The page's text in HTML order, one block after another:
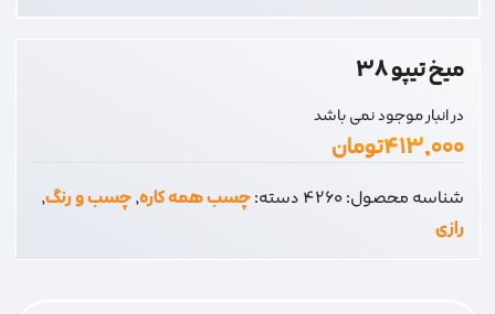
میخ تیپو 38
در انبار موجود نمی باشد
۴۱۳,۰۰۰تومان
شناسه محصول:4260دسته:چسب همه کاره,چسب و رنگ,
رازی